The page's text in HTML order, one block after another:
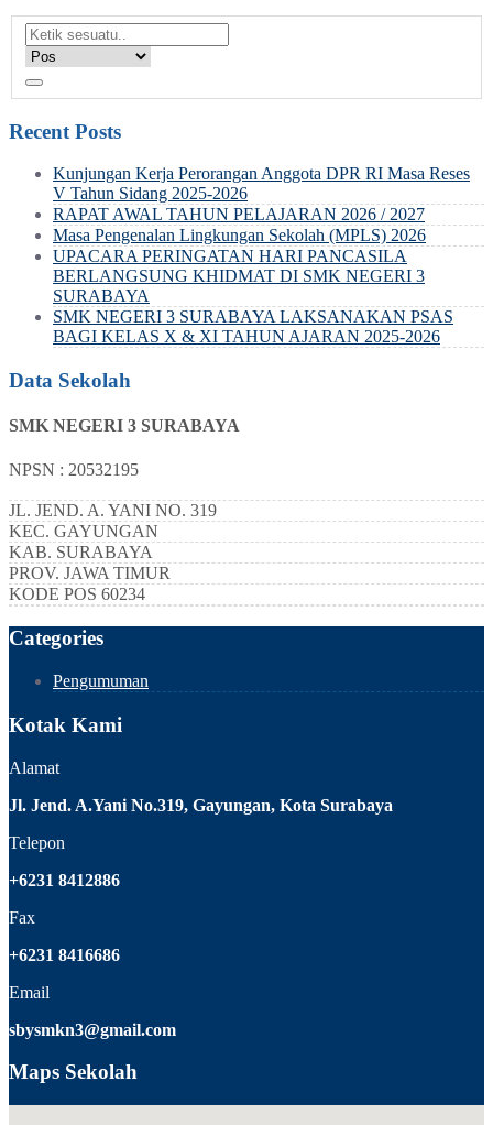
Recent Posts
Kunjungan Kerja Perorangan Anggota DPR RI Masa Reses
V Tahun Sidang 2025-2026
RAPAT AWAL TAHUN PELAJARAN 2026 / 2027
Masa Pengenalan Lingkungan Sekolah (MPLS) 2026
UPACARA PERINGATAN HARI PANCASILA
BERLANGSUNG KHIDMAT DI SMK NEGERI 3
SURABAYA
SMK NEGERI 3 SURABAYA LAKSANAKAN PSAS
BAGI KELAS X & XI TAHUN AJARAN 2025-2026
Data Sekolah
SMK NEGERI 3 SURABAYA
NPSN : 20532195
JL. JEND. A. YANI NO. 319
KEC. GAYUNGAN
KAB. SURABAYA
PROV. JAWA TIMUR
KODE POS 60234
Categories
Pengumuman
Kotak Kami
Alamat
Jl. Jend. A.Yani No.319, Gayungan, Kota Surabaya
Telepon
+6231 8412886
Fax
+6231 8416686
Email
sbysmkn3@gmail.com
Maps Sekolah